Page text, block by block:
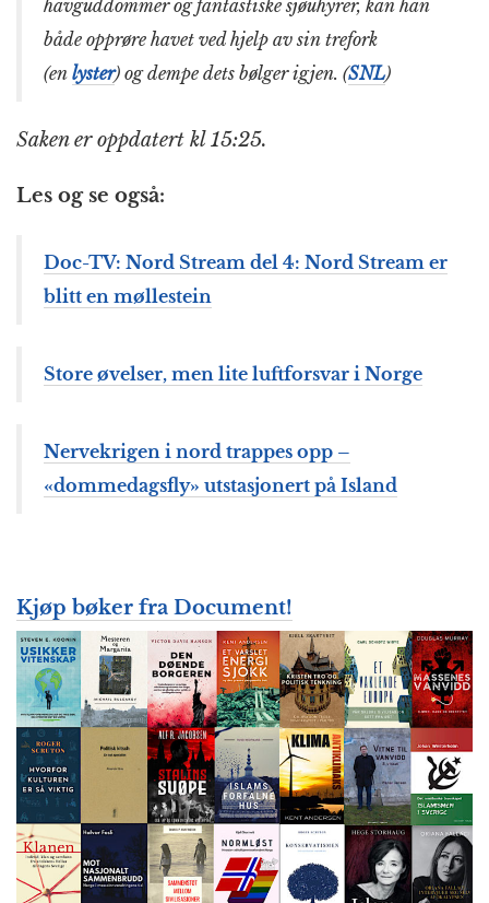
havguddommer og fantastiske sjøuhyrer, kan han
både opprøre havet ved hjelp av sin trefork
(en lyster) og dempe dets bølger igjen. (SNL)
Saken er oppdatert kl 15:25.
Les og se også:
Doc-TV: Nord Stream del 4: Nord Stream er
blitt en møllestein
Store øvelser, men lite luftforsvar i Norge
Nervekrigen i nord trappes opp –
«dommedagsfly» utstasjonert på Island
Kjøp bøker fra Document!